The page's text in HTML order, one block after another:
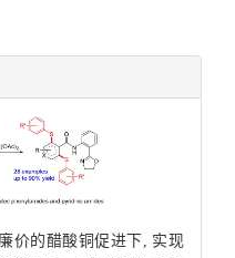
价的醋酸铜促进下, 实现